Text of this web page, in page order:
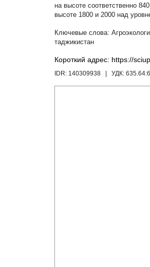
на высоте соответственно
высоте 1800 и 2000 над
таджикистан
Короткий адрес: https://
IDR: 140309938 | УДК: